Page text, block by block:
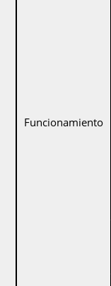
Funcionamiento